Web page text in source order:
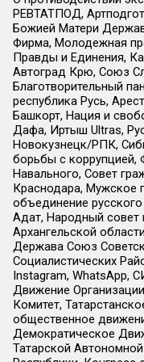
РЕВТАТПОД,
Божией Матери
Фирма, Молодежная
Правды и Единения,
Автоград Крю, Союз
Благотворительный
республика Русь,
Башкорт, Нация и
Дафа, Иртыш Ultras,
Новокузнецк/РПК,
борьбы с
Навального, Совет
Краснодара, Мужское
объединение
Адат, Народный
Архангельской
Держава Союз
Социалистических
Instagram, WhatsApp,
Движение
Комитет,
общественное
Демократическое
Татарской